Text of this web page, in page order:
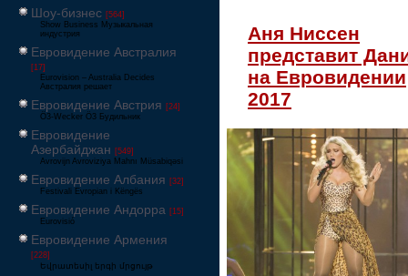
Шоу-бизнес [564]
Show Business Музыкальная
индустрия
Евровидение Австралия
[17]
Eurovision – Australia Decides
Австралия решает
Евровидение Австрия [24]
Ö3-Wecker Ö3 Будильник
Евровидение
Азербайджан [549]
Avrovijn Avroviziya Mahnı Müsabiqəsi
Евровидение Албания [32]
Festivali Evropian i Këngës
Евровидение Андорра [15]
Eurovisió
Евровидение Армения
[228]
Եվրատեսիլ երգի մրցույթ
Аня Ниссен
представит
на Евровидении
2017